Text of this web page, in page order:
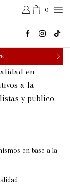
0
FREE
en
a la
y publico
en base a la